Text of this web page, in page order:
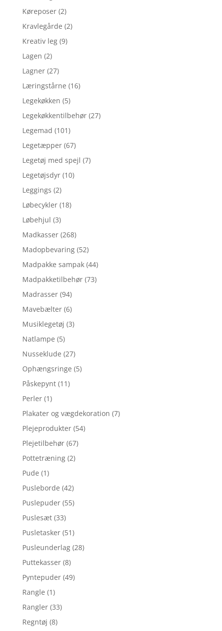
Køreposer (2)
Kravlegårde (2)
Kreativ leg (9)
Lagen (2)
Lagner (27)
Læringstårne (16)
Legekøkken (5)
Legekøkkentilbehør (27)
Legemad (101)
Legetæpper (67)
Legetøj med spejl (7)
Legetøjsdyr (10)
Leggings (2)
Løbecykler (18)
Løbehjul (3)
Madkasser (268)
Madopbevaring (52)
Madpakke sampak (44)
Madpakketilbehør (73)
Madrasser (94)
Mavebælter (6)
Musiklegetøj (3)
Natlampe (5)
Nusseklude (27)
Ophængsringe (5)
Påskepynt (11)
Perler (1)
Plakater og vægdekoration (7)
Plejeprodukter (54)
Plejetilbehør (67)
Pottetræning (2)
Pude (1)
Pusleborde (42)
Puslepuder (55)
Puslesæt (33)
Pusletasker (51)
Pusleunderlag (28)
Puttekasser (8)
Pyntepuder (49)
Rangle (1)
Rangler (33)
Regntøj (8)